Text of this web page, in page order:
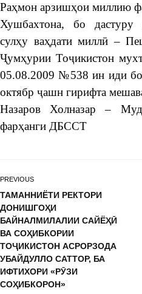
Раҳмон арзишҳои миллию
Хушбахтона, бо дастуру
сулҳу ваҳдати миллӣ –
Ҷумҳурии Тоҷикистон
05.08.2009 №538 ин иди
октябр ҷашн гирифта
Назаров Холназар –
фарҳанги ДБССТ
PREVIOUS
ТАМАННИЁТИ РЕКТОРИ
ДОНИШГОҲИ
БАЙНАЛМИЛАЛИИ САЙЁҲӢ
ВА СОҲИБКОРИИ
ТОҶИКИСТОН АСРОРЗОДА
УБАЙДУЛЛО САТТОР, БА
ИФТИХОРИ «РӮЗИ
СОҲИБКОРОН»